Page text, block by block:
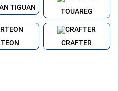
TIGUAN
TOUAREG
CRAFTER